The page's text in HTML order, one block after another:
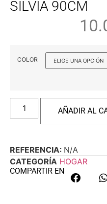
SILVIA 90CM
COLOR
AÑADIR AL
REFERENCIA: N/A
CATEGORÍA HOGAR
COMPARTIR EN